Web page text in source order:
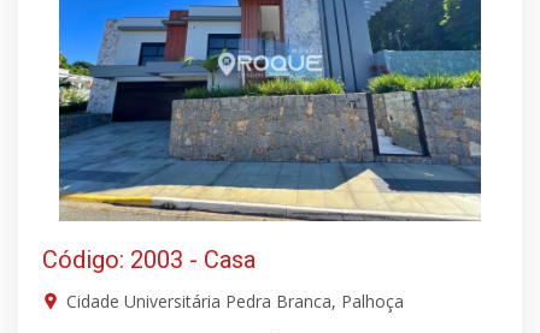
Código: 2003 - Casa
Cidade Universitária Pedra Branca, Palhoça